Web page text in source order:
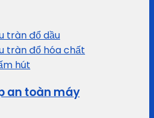
tràn đổ dầu
tràn đổ hóa chất
hút
an toàn máy